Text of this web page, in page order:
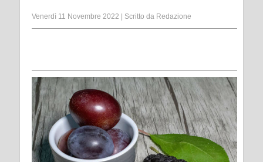
Venerdì 11 Novembre 2022 Scritto da Redazione